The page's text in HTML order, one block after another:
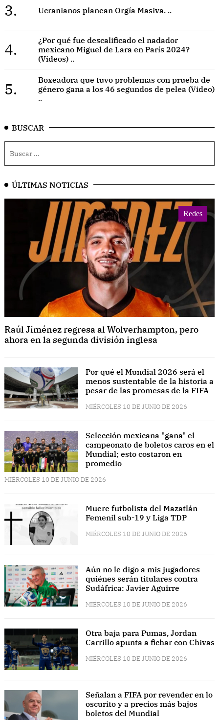
3. Ucranianos planean Orgía Masiva. ..
4.
¿Por qué fue descalificado el nadador
mexicano Miguel de Lara en París 2024?
(Videos) ..
5.
Boxeadora que tuvo problemas con prueba de
género gana a los 46 segundos de pelea (Video)
..
BUSCAR
ÚLTIMAS NOTICIAS
Redes
Raúl Jiménez regresa al Wolverhampton, pero
ahora en la segunda división inglesa
Por qué el Mundial 2026 será el
menos sustentable de la historia a
pesar de las promesas de la FIFA
MIÉRCOLES 10 DE JUNIO DE 2026
Selección mexicana "gana" el
campeonato de boletos caros en el
Mundial; esto costaron en
promedio
MIÉRCOLES 10 DE JUNIO DE 2026
Muere futbolista del Mazatlán
Femenil sub-19 y Liga TDP
MIÉRCOLES 10 DE JUNIO DE 2026
Aún no le digo a mis jugadores
quiénes serán titulares contra
Sudáfrica: Javier Aguirre
MIÉRCOLES 10 DE JUNIO DE 2026
Otra baja para Pumas, Jordan
Carrillo apunta a fichar con Chivas
MIÉRCOLES 10 DE JUNIO DE 2026
Señalan a FIFA por revender en lo
oscurito y a precios más bajos
boletos del Mundial